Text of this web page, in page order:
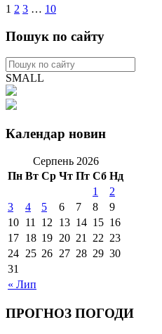
1 2 3 … 10
Пошук по сайту
SMALL
Календар новин
Серпень 2026
Пн Вт Ср Чт Пт Сб Нд
« Лип
1
2
3
4 5 6 7 8
9
10 11 12 13 14 15 16
17 18 19 20 21 22 23
24 25 26 27 28 29 30
31
ПРОГНОЗ ПОГОДИ